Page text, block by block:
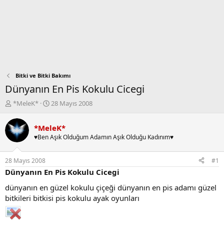
Bitki ve Bitki Bakımı
Dünyanın En Pis Kokulu Cicegi
K
n
b
u
y
u
b
a
ş
l
a
t
a
*MeleK*
B
l
a
ı
ç
a
r
28 Mayıs 2008
*MeleK*
♥Ben Aşık Olduğum Adamın Aşık Olduğu Kadınım♥
28 Mayıs 2008 #1
Dünyanın En Pis Kokulu Cicegi
dünyanın en güzel kokulu çiçeği dünyanın en pis adamı güzel
bitkileri bitkisi pis kokulu ayak oyunları